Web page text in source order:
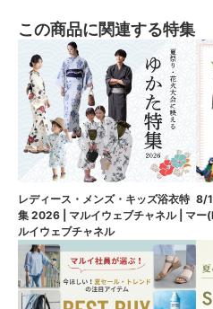
この商品に関連する特集
レディース・メンズ・キッズ浴衣特
集 2026 | マルイウェブチャネル | マ
ルイウェブチャネル
8/
ー